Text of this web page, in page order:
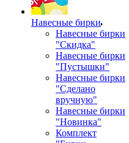
Навесные бирки
Навесные бирки
"Скидка"
Навесные бирки
"Пустышки"
Навесные бирки
"Сделано
вручную"
Навесные бирки
"Новинка"
Комплект